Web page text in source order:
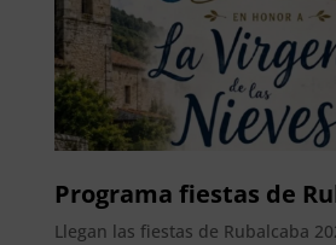
Programa fiestas de
Llegan las fiestas de Rubalcaba